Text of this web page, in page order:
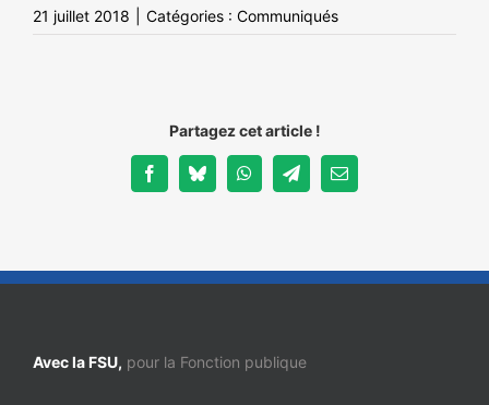
21 juillet 2018 Catégories : Communiqués
Partagez cet article !
FacebookBlueskyWhatsAppTelegramEmail
Avec la FSU, pour la Fonction publique